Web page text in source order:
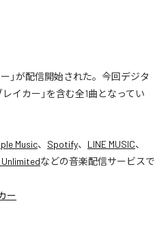
」が配信開始された。今回デジタ
イカー」を含む全1曲となってい
Music、 Spotify、 LINE MUSIC、
Unlimitedなどの音楽配信サービスで
ー